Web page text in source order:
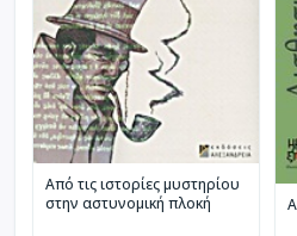
Από τις ιστορίες μυστηρίου
στην αστυνομική πλοκή